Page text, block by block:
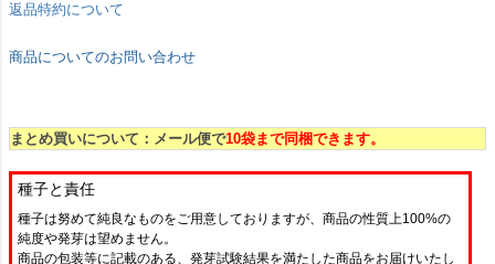
返品特約について
商品についてのお問い合わせ
まとめ買いについて：メール便で10袋まで同梱できます。
種子と責任
種子は努めて純良なものをご用意しておりますが、商品の性質上100%の
純度や発芽は望めません。
商品の包装等に記載のある、発芽試験結果を満たした商品をお届けいたし